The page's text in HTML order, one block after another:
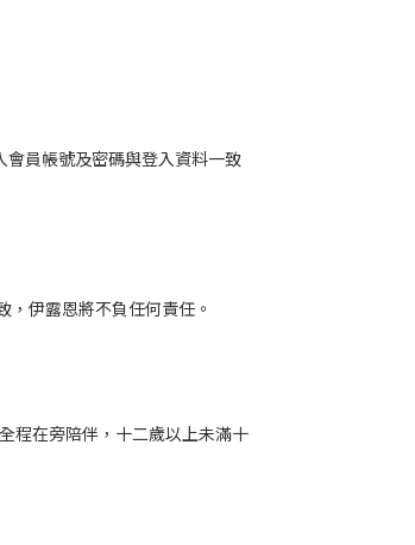
員帳號及密碼與登入資料一致
伊露恩將不負任何責任。
程在旁陪伴，十二歲以上未滿十